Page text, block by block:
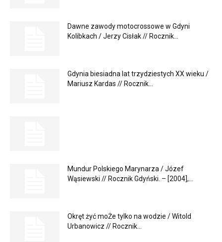
Dawne zawody motocrossowe w Gdyni
Kolibkach / Jerzy Cisłak // Rocznik...
Gdynia biesiadna lat trzydziestych XX wieku /
Mariusz Kardas // Rocznik...
Mundur Polskiego Marynarza / Józef
Wąsiewski // Rocznik Gdyński. – [2004],...
Okręt żyć moŻe tylko na wodzie / Witold
Urbanowicz // Rocznik...